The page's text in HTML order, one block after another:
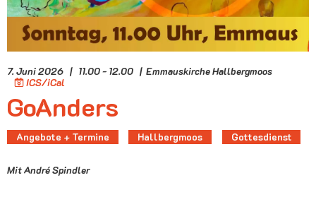
7. Juni 2026 | 11.00 - 12.00 | Emmauskirche Hallbergmoos
ICS/iCal
GoAnders
Angebote + Termine Hallbergmoos Gottesdienst
Mit André Spindler